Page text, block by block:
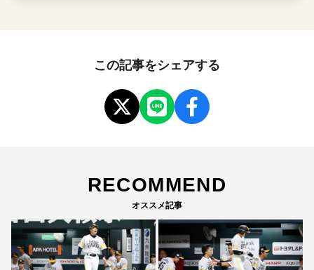
この記事をシェアする
RECOMMEND
オススメ記事